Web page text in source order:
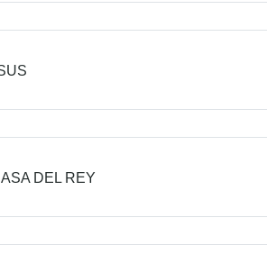
DEL REY